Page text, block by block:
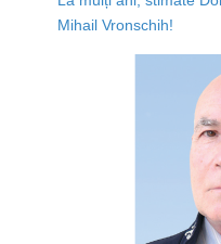
Mihail Vronschih!